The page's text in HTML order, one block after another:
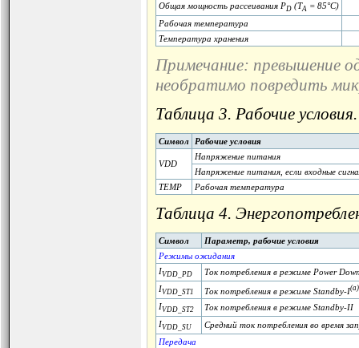
Общая мощность рассеивания PD (TA = 85°C)
Рабочая температура
Температура хранения
Примечание: превышение
необратимо повредить
Таблица 3. Рабочие условия.
Символ Рабочие условия
VDD
Напряжение питания
Напряжение питания, если входные
TEMP
Рабочая температура
Таблица 4.
Символ
Параметр, рабочие условия
Режимы ожидания
IVDD_PD
Ток потребления в режиме Power
IVDD_ST1 Ток потребления в режиме Standby-I(a)
IVDD_ST2
Ток потребления в режиме Standby-II
IVDD_SU
Средний ток потребления во время
Передача